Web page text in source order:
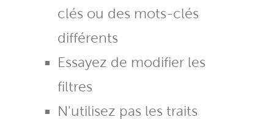
clés ou des mots-clés
différents
Essayez de modifier les
filtres
N'utilisez pas les traits